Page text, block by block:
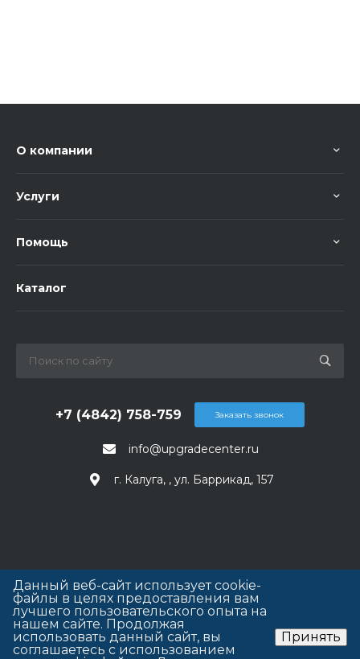
О компании
Услуги
Помощь
Каталог
info@upgradecenter.ru
+7 (4842) 758-759
г. Калуга, , ул. Баррикад, 157
Заказать звонок
Данный веб-сайт использует cookie-
файлы в целях предоставления вам
лучшего пользовательского опыта на
нашем сайте. Продолжая
использовать данный сайт, вы
соглашаетесь с использованием
Принять